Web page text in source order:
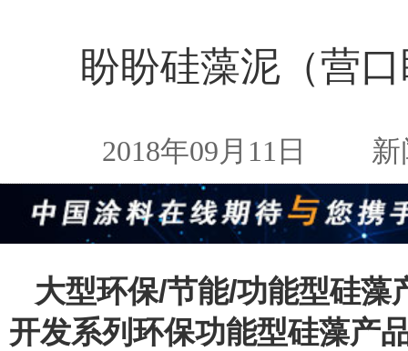
盼盼硅藻泥（营
2018年09月11日 新
大型环保/节能/功能型硅
开发系列环保功能型硅藻产